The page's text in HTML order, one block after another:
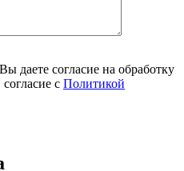
даете согласие на обработку
с Политикой